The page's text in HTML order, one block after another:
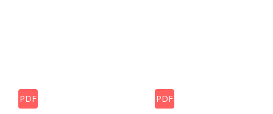
PDF PDF